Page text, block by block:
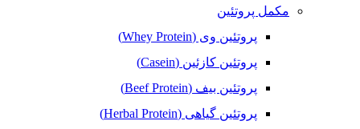
مکمل پروتئین
پروتئین وی (Whey Protein)
پروتئین کازئین (Casein)
پروتئین بیف (Beef Protein)
پروتئین گیاهی (Herbal Protein)